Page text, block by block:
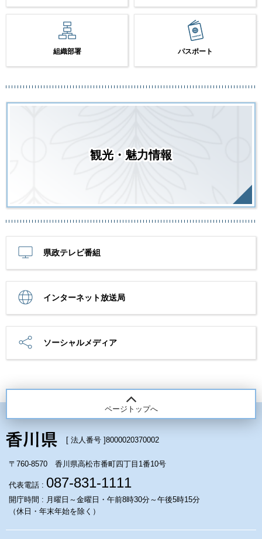
組織部署 パスポート
観光・魅力情報
県政テレビ番組
インターネット放送局
ソーシャルメディア
ページトップへ
[ 法人番号 ]8000020370002
〒760-8570 香川県高松市番町四丁目1番10号
代表電話 : 087-831-1111
開庁時間 : 月曜日～金曜日・午前8時30分～午後5時15分
（休日・年末年始を除く）